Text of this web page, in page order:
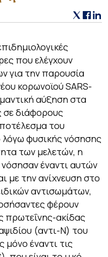
που ελέγχουν
για την παρουσία
κορωνοϊού SARS-
αύξηση στα
διάφορους
του
λόγω φυσικής νόσησης
των μελετών, η
έναντι αυτών
με την ανίχνευση στο
αντισωμάτων,
φέρουν
πρωτεΐνης-ακίδας
(αντι-Ν) του
μόνο έναντι τις